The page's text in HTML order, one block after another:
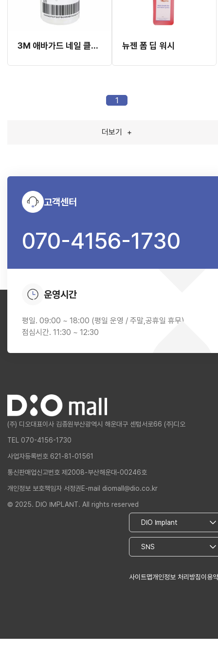
3M 애바가드 네일 클리너 9204 (손 소독제) 뉴젠 폼 딥 워시
1
더보기 +
고객센터
070-4156-1730
운영시간
평일. 09:00 ~ 18:00 (평일 운영 / 주말,공휴일 휴무)
점심시간. 11:30 ~ 12:30
(주) 디오대표이사 김종원부산광역시 해운대구 센텀서로66 (주)디오
TEL 070-4156-1730
사업자등록번호 621-81-01561
통신판매업신고번호 제2008-부산해운대-00246호
개인정보 보호책임자 서정권 E-mail diomall@dio.co.kr
© 2025. DIO IMPLANT. All rights reserved
사이트맵개인정보 처리방침이용